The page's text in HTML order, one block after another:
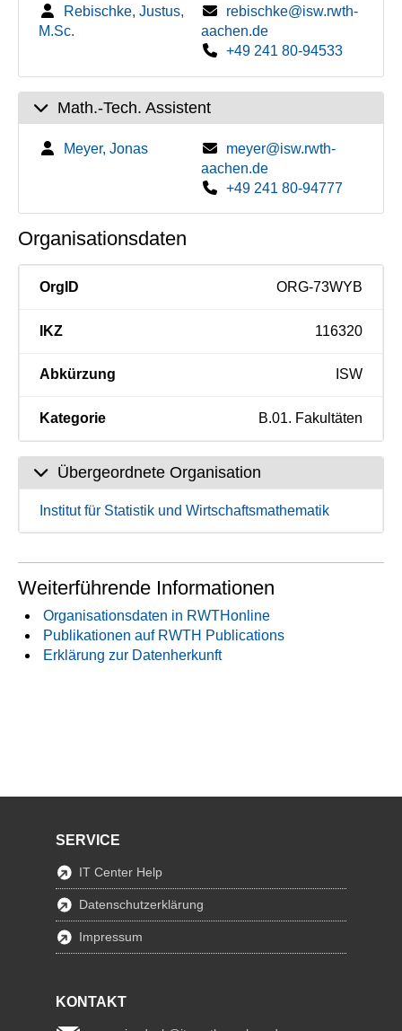
Rebischke, Justus,
M.Sc.
rebischke@isw.rwth-
aachen.de
+49 241 80-94533
Math.-Tech. Assistent
Meyer, Jonas
meyer@isw.rwth-
aachen.de
+49 241 80-94777
Organisationsdaten
OrgID ORG-73WYB
IKZ 116320
Abkürzung ISW
Kategorie B.01. Fakultäten
Übergeordnete Organisation
Institut für Statistik und Wirtschaftsmathematik
Weiterführende Informationen
Organisationsdaten in RWTHonline
Publikationen auf RWTH Publications
Erklärung zur Datenherkunft
SERVICE
IT Center Help
Datenschutzerklärung
Impressum
KONTAKT